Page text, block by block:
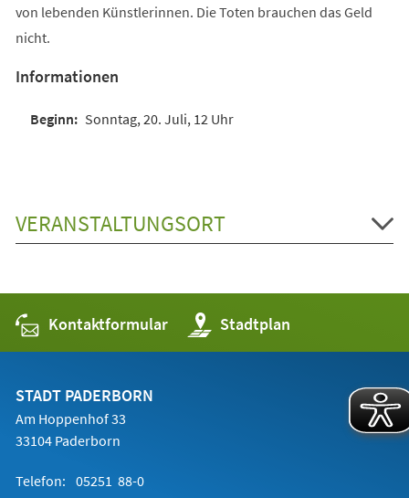
von lebenden Künstlerinnen. Die Toten brauchen das Geld
nicht.
Informationen
Sonntag, 20. Juli, 12 Uhr
VERANSTALTUNGSORT
Kontaktformular Stadtplan
(Öffnet
in
einem
STADT PADERBORN
Am Hoppenhof 33
33104 Paderborn
Telefon: 05251 88-0